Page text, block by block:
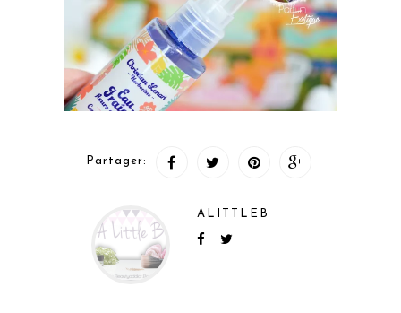
Partager:
ALITTLEB